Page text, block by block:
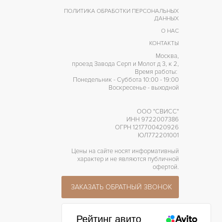
ПОЛИТИКА ОБРАБОТКИ ПЕРСОНАЛЬНЫХ
ДАННЫХ
О НАС
КОНТАКТЫ
Москва,
проезд Завода Серп и Молот д 3, к 2,
Время работы:
Понедельник - Суббота 10:00 - 19:00
Воскресенье - выходной
ООО "СВИСС"
ИНН 9722007386
ОГРН 1217700420926
ЮЛ772201001
Цены на сайте носят информативный
характер и не являются публичной
офертой.
ЗАКАЗАТЬ ОБРАТНЫЙ ЗВОНОК
Рейтинг авито